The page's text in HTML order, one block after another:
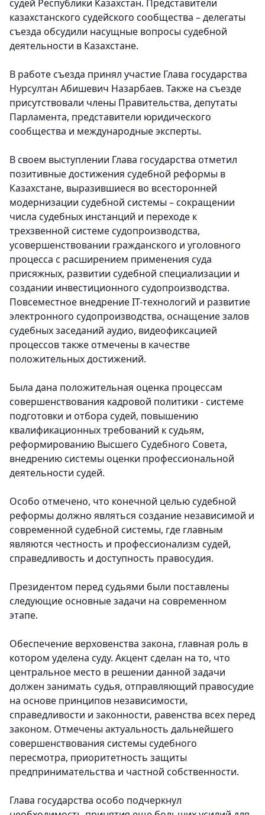
судей Республики Казахстан. Представители
казахстанского судейского сообщества – делегаты
съезда обсудили насущные вопросы судебной
деятельности в Казахстане.
В работе съезда принял участие Глава государства
Нурсултан Абишевич Назарбаев. Также на съезде
присутствовали члены Правительства, депутаты
Парламента, представители юридического
сообщества и международные эксперты.
В своем выступлении Глава государства отметил
позитивные достижения судебной реформы в
Казахстане, выразившиеся во всесторонней
модернизации судебной системы – сокращении
числа судебных инстанций и переходе к
трехзвенной системе судопроизводства,
усовершенствовании гражданского и уголовного
процесса с расширением применения суда
присяжных, развитии судебной специализации и
создании инвестиционного судопроизводства.
Повсеместное внедрение IT-технологий и развитие
электронного судопроизводства, оснащение залов
судебных заседаний аудио, видеофиксацией
процессов также отмечены в качестве
положительных достижений.
Была дана положительная оценка процессам
совершенствования кадровой политики - системе
подготовки и отбора судей, повышению
квалификационных требований к судьям,
реформированию Высшего Судебного Совета,
внедрению системы оценки профессиональной
деятельности судей.
Особо отмечено, что конечной целью судебной
реформы должно являться создание независимой и
современной судебной системы, где главным
являются честность и профессионализм судей,
справедливость и доступность правосудия.
Президентом перед судьями были поставлены
следующие основные задачи на современном
этапе.
Обеспечение верховенства закона, главная роль в
котором уделена суду. Акцент сделан на то, что
центральное место в решении данной задачи
должен занимать судья, отправляющий правосудие
на основе принципов независимости,
справедливости и законности, равенства всех перед
законом. Отмечены актуальность дальнейшего
совершенствования системы судебного
пересмотра, приоритетность защиты
предпринимательства и частной собственности.
Глава государства особо подчеркнул